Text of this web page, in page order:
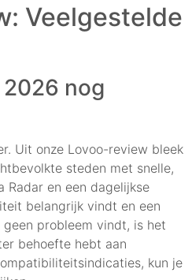
Veelgestelde
nog
Uit onze Lovoo-review bleek
steden met snelle,
Radar en een dagelijkse
belangrijk vindt en een
probleem vindt, is het
behoefte hebt aan
kun je